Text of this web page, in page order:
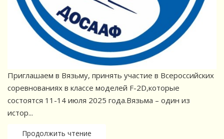
Приглашаем в Вязьму, принять участие в Всероссийских
соревнованиях в классе моделей F-2D,которые
состоятся 11-14 июля 2025 года.Вязьма – один из
истор...
Продолжить чтение